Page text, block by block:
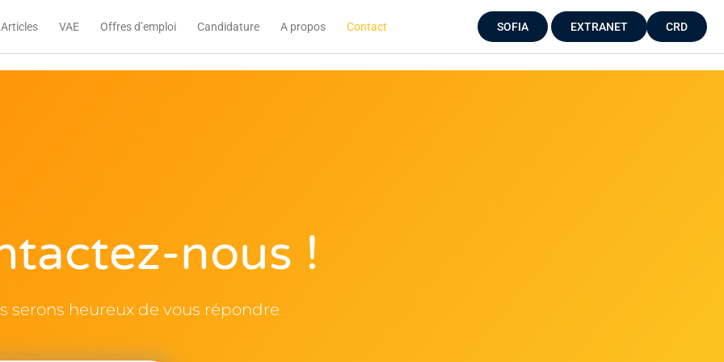
Articles VAE Offres d’emploi Candidature A propos Contact SOFIA EXTRANET CRD
nous !
serons heureux de vous répondre